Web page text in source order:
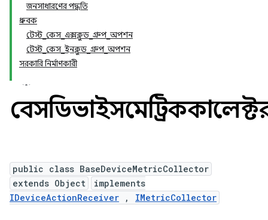
জনসাধারণের পদ্ধতি
ধ্রুবক
টেস্ট_কেস_এক্সক্লুড_গ্রুপ_অপশন
টেস্ট_কেস_ইনক্লুড_গ্রুপ_অপশন
সরকারি নির্মাণকারী
public class BaseDeviceMetricCollector
extends Object
implements
IDeviceActionReceiver , IMetricCollector